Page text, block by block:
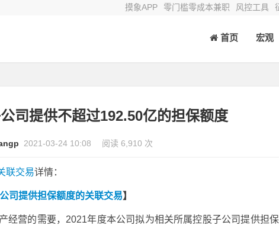
摸象APP 零门槛零成本兼职 风控工具
首页 宏观
司提供不超过192.50亿的担保额度
2021-03-24 10:08 阅读 6,910 次
联交易详情：
司提供担保额度的关联交易】
经营的需要，2021年度本公司拟为相关所属控股子公司提供担保